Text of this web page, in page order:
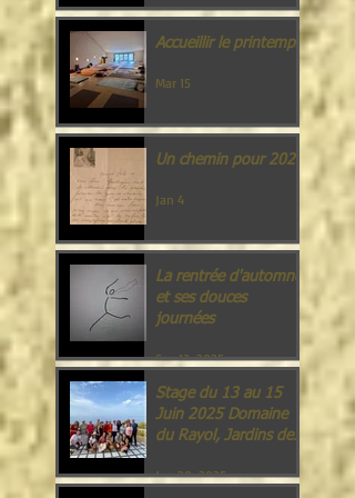
Accueillir le printemps
Mar 15
Un chemin pour 2026
Jan 4
La rentrée d'automne
et ses douces
journées
Sep 13, 2025
Stage du 13 au 15
Juin 2025 Domaine
du Rayol, Jardins des
Jun 20, 2025